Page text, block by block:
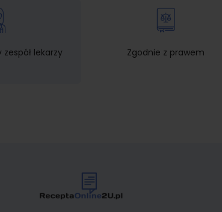
lekarzy Zgodnie z prawem